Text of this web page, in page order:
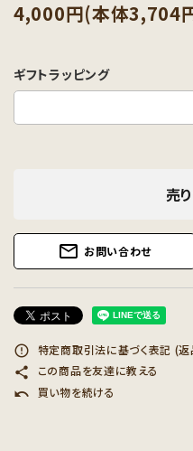
4,000円(本体3,704
ギフトラッピング
売
mail_outline お問い合わせ
error_outline 特定商取引法に基づく表記 (返
share この商品を友達に教える
undo 買い物を続ける